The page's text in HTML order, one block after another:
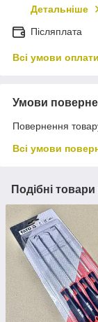
Детальніше
Післяплата
Всі умови оплати
Умови
Повернення
Всі умови
Подібні товари